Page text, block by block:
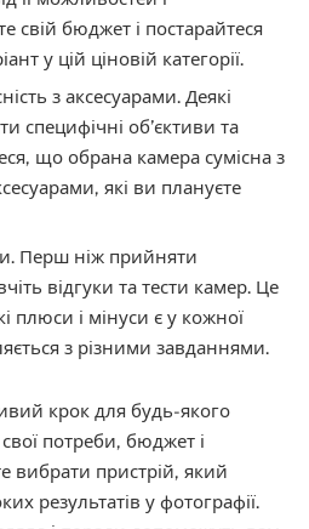
свій бюджет і постарайтеся
у цій ціновій категорії.
з аксесуарами. Деякі
специфічні об’єктиви та
що обрана камера сумісна з
які ви плануєте
Перш ніж прийняти
відгуки та тести камер. Це
плюси і мінуси є у кожної
з різними завданнями.
крок для будь-якого
потреби, бюджет і
вибрати пристрій, який
результатів у фотографії.